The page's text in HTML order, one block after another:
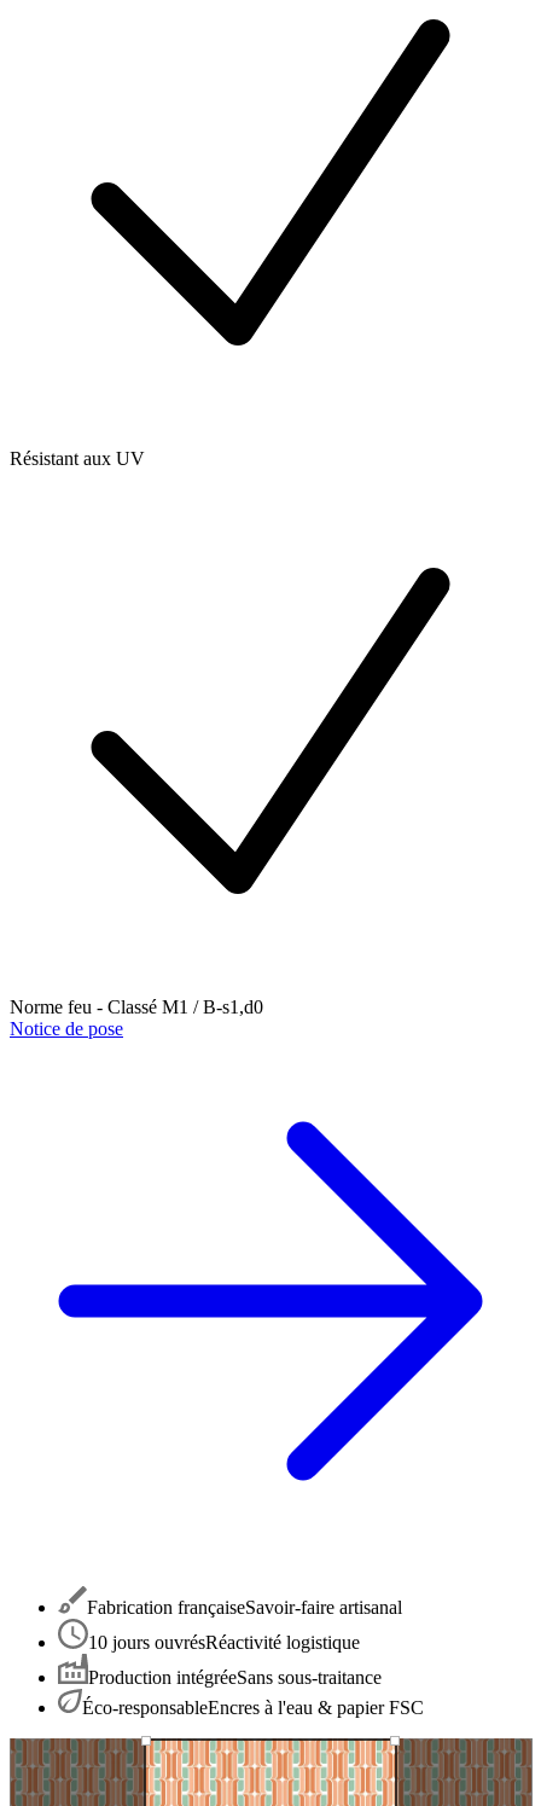
Résistant aux UV
Norme feu - Classé M1 / B-s1,d0
Notice de pose
Fabrication françaiseSavoir-faire artisanal
10 jours ouvrésRéactivité logistique
Production intégréeSans sous-traitance
Éco-responsableEncres à l'eau & papier FSC